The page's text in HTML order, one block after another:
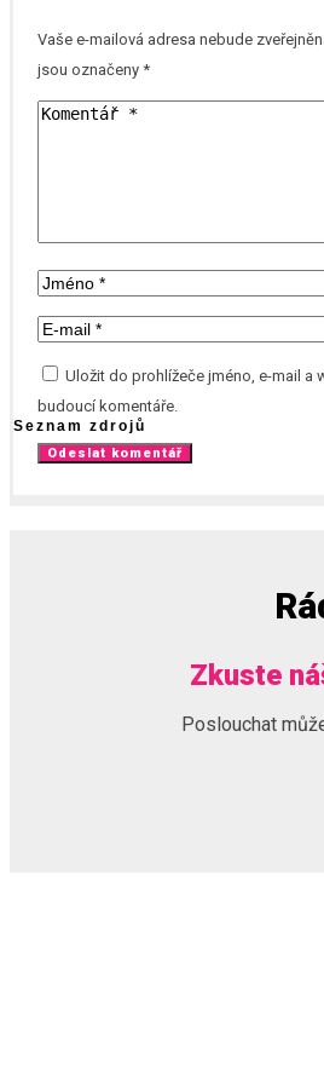
Vaše e-mailová adresa nebude
jsou označeny *
Uložit do prohlížeče jméno, e-mail a
budoucí komentáře.
Seznam zdrojů
Zkuste
Poslouchat